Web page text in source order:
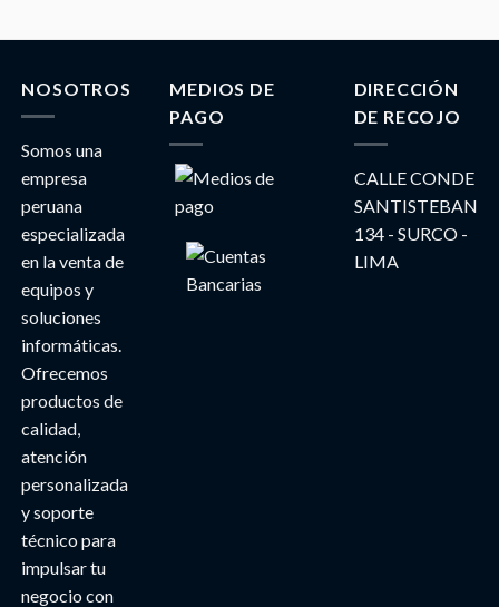
NOSOTROS
Somos una
empresa
peruana
especializada
en la venta de
equipos y
soluciones
informáticas.
Ofrecemos
productos de
calidad,
atención
personalizada
y soporte
técnico para
impulsar tu
negocio con
MEDIOS DE
PAGO
DIRECCIÓN
DE RECOJO
CALLE CONDE
SANTISTEBAN
134 - SURCO -
LIMA